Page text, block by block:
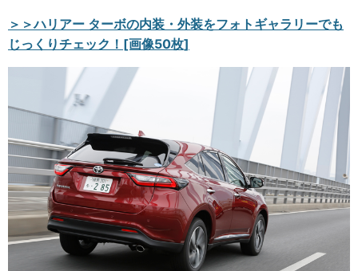
＞＞ハリアー ターボの内装・外装をフォトギャラリーでも
じっくりチェック！[画像50枚]